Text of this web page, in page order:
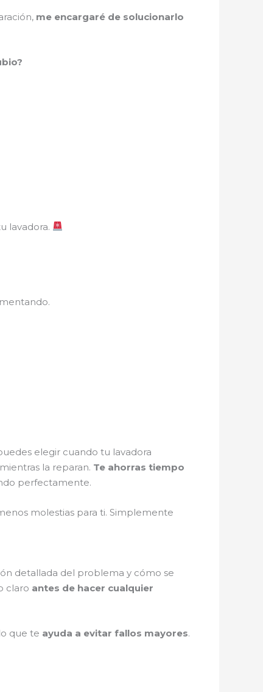
me encargaré de solucionarlo
lavadora.
elegir cuando tu lavadora
la reparan. Te ahorras tiempo
perfectamente.
molestias para ti. Simplemente
detallada del problema y cómo se
claro antes de hacer cualquier
que te ayuda a evitar fallos mayores.